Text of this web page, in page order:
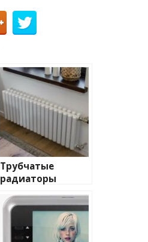
Трубчатые
радиаторы
отопления: виды
и характеристики